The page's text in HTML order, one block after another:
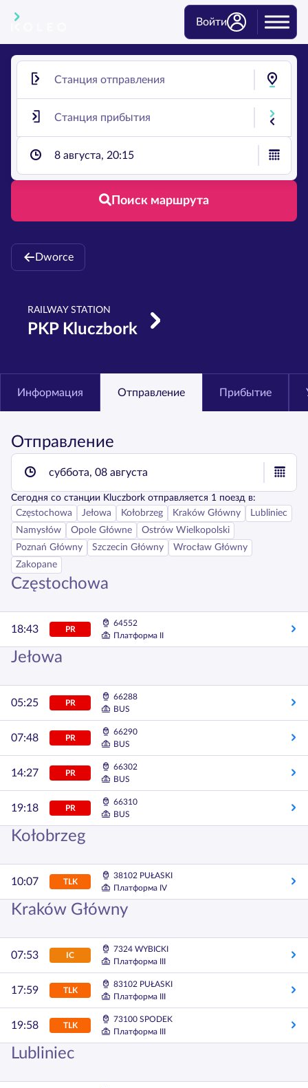
Войти
8 августа, 20:15
Поиск маршрута
Dworce
RAILWAY STATION
PKP Kluczbork
Информация Отправление Прибытие
Отправление
суббота, 08 августа
Сегодня со станции Kluczbork отправляется 1 поезд в:
Częstochowa
Jełowa Kołobrzeg Kraków Główny
Lubliniec
Namysłów
Opole Główne
Ostrów Wielkopolski
Poznań Główny
Szczecin Główny
Wrocław Główny
Zakopane
Częstochowa
18:43 PR
64552
Платформа II
Jełowa
05:25 PR
66288
BUS
07:48 PR
66290
BUS
14:27 PR
66302
BUS
19:18 PR
66310
BUS
Kołobrzeg
10:07 TLK
38102 PUŁASKI
Платформа IV
Kraków Główny
07:53 IC
7324 WYBICKI
Платформа III
17:59 TLK
83102 PUŁASKI
Платформа III
19:58 TLK
73100 SPODEK
Платформа III
Lubliniec